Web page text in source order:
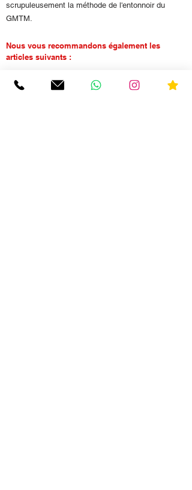
scrupuleusement la méthode de l'entonnoir du
GMTM.
Nous vous recommandons également les
articles suivants :
Lire: Score moyen au TAGE MAGE.